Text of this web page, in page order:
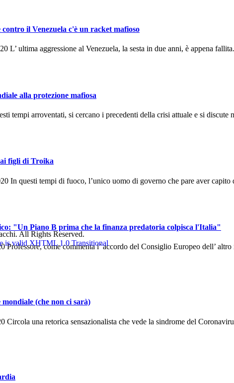
il Venezuela c'è un racket mafioso
L’ ultima aggressione al Venezuela, la sesta in due anni, è appena
alla protezione mafiosa
tempi arroventati, si cercano i precedenti della crisi attuale e si discute
figli di Troika
In questi tempi di fuoco, l’unico uomo di governo che pare aver capito
"Un Piano B prima che la finanza predatoria colpisca l'Italia"
come commenta l’ accordo del Consiglio Europeo dell’
(che non ci sarà)
una retorica sensazionalista che vede la sindrome del
All Rights Reserved.